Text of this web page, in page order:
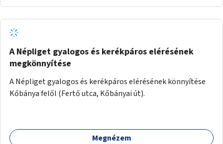
A Népliget gyalogos és kerékpáros elérésének
megkönnyítése
A Népliget gyalogos és kerékpáros elérésének könnyítése
Kőbánya felől (Fertő utca, Kőbányai út).
Megnézem